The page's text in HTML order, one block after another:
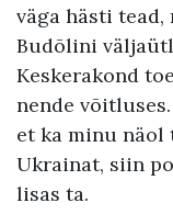
väga hästi
Budõlini
Keskerakond
nende
et ka minu näol
Ukrainat, siin
lisas ta.